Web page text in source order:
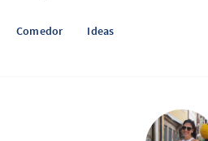
Comedor Ideas